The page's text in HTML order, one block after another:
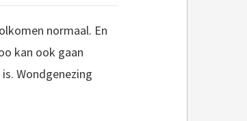
normaal. En
kan ook gaan
Wondgenezing